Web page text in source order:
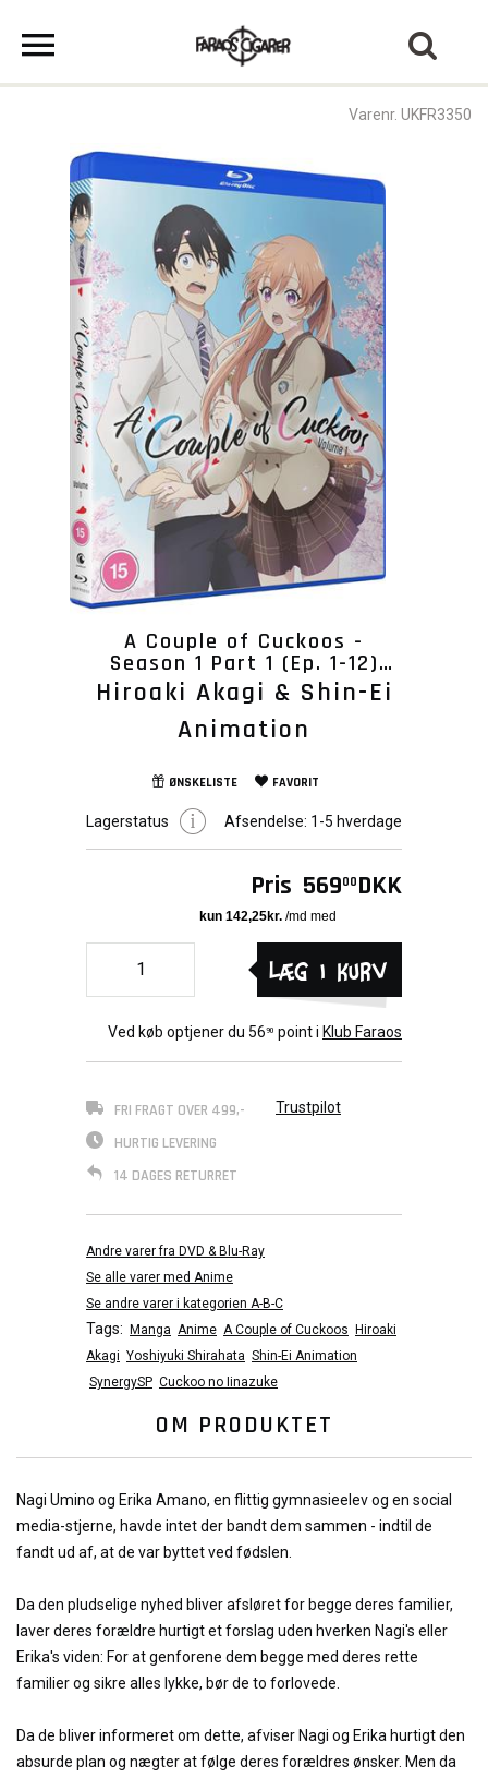
Varenr. UKFR3350
A Couple of Cuckoos -
Season 1 Part 1 (Ep. 1-12)
Blu-Ray
Hiroaki Akagi & Shin-Ei
Animation
ØNSKELISTE FAVORIT
Lagerstatus Afsendelse: 1-5 hverdage
Pris 56900 DKK
Læg i kurv
Ved køb optjener du 5690 point i Klub Faraos
FRI FRAGT OVER 499,-
HURTIG LEVERING
14 DAGES RETURRET
Trustpilot
Andre varer fra DVD & Blu-Ray
Se alle varer med Anime
Se andre varer i kategorien A-B-C
Tags: Manga Anime A Couple of Cuckoos
Hiroaki
Akagi Yoshiyuki Shirahata Shin-Ei Animation
SynergySP Cuckoo no Iinazuke
OM PRODUKTET
Nagi Umino og Erika Amano, en flittig gymnasieelev og en social
media-stjerne, havde intet der bandt dem sammen - indtil de
fandt ud af, at de var byttet ved fødslen.
Da den pludselige nyhed bliver afsløret for begge deres familier,
laver deres forældre hurtigt et forslag uden hverken Nagi's eller
Erika's viden: For at genforene dem begge med deres rette
familier og sikre alles lykke, bør de to forlovede.
Da de bliver informeret om dette, afviser Nagi og Erika hurtigt den
absurde plan og nægter at følge deres forældres ønsker. Men da